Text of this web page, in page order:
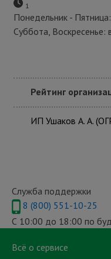
1
Понедельник -
Суббота, Воскресенье:
Рейтинг
ИП Ушаков А. А.
Всё о сервисе
Служба поддержки
8 (800) 551-10-25
С 10:00 до 18:00 по